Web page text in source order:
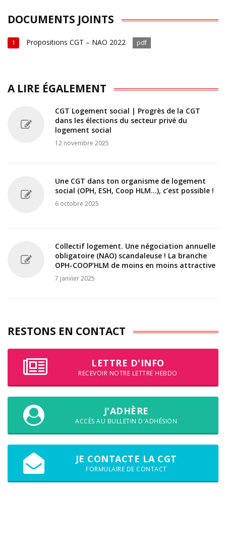
DOCUMENTS JOINTS
1 Propositions CGT – NAO 2022 pdf
A LIRE ÉGALEMENT
CGT Logement social | Progrès de la CGT
dans les élections du secteur privé du
logement social
12 novembre 2025
Une CGT dans ton organisme de logement
social (OPH, ESH, Coop HLM...), c’est possible !
6 octobre 2025
Collectif logement. Une négociation annuelle
obligatoire (NAO) scandaleuse ! La branche
OPH-COOP’HLM de moins en moins attractive
7 janvier 2025
RESTONS EN CONTACT
LETTRE D'INFO
RECEVOIR NOTRE LETTRE HEBDO
J'ADHÈRE
ACCÈS AU BULLETIN D'ADHÉSION
JE CONTACTE LA CGT
FORMULAIRE DE CONTACT